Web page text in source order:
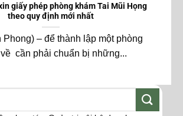
giấy phép phòng khám Tai Mũi Họng
theo quy định mới nhất
Phong) – để thành lập một phòng
về cần phải chuẩn bị những...